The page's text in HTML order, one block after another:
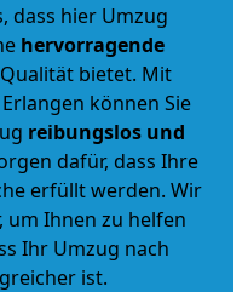
dass hier Umzug
hervorragende
bietet. Mit
können Sie
reibungslos und
dafür, dass Ihre
erfüllt werden. Wir
um Ihnen zu helfen
Ihr Umzug nach
ist.